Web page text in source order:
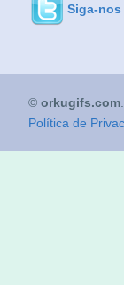
Siga-
© orkugifs.com
Política de